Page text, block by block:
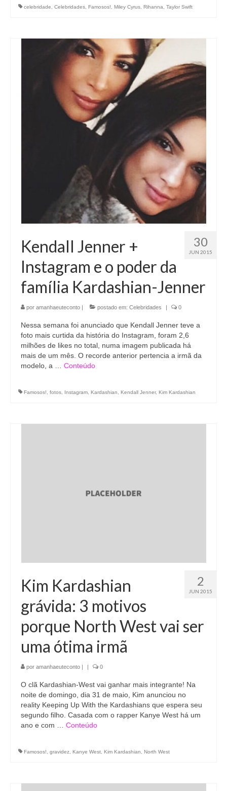
celebridade, Celebridades, Famosos!, Miley Cyrus, Rihanna, Taylor Swift
30
JUN 2015
Kendall Jenner +
Instagram e o poder da
família Kardashian-Jenner
por amanhaeuteconto postado em: Celebridades 0
Nessa semana foi anunciado que Kendall Jenner teve a
foto mais curtida da história do Instagram, foram 2,6
milhões de likes no total, numa imagem publicada há
mais de um mês. O recorde anterior pertencia a irmã da
modelo, a … Conteúdo
Famosos!, fotos, Instagram, Kardashian, Kendall Jenner, Kim Kardashian
2
JUN 2015
Kim Kardashian
grávida: 3 motivos
porque North West vai ser
uma ótima irmã
por amanhaeuteconto 0
O clã Kardashian-West vai ganhar mais integrante! Na
noite de domingo, dia 31 de maio, Kim anunciou no
reality Keeping Up With the Kardashians que espera seu
segundo filho. Casada com o rapper Kanye West há um
ano e com … Conteúdo
Famosos!, gravidez, Kanye West, Kim Kardashian, North West